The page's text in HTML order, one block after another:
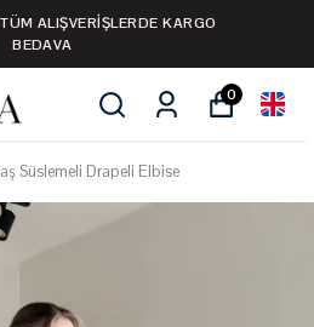
ALIŞVERİŞLERDE KARGO
BEDAVA
0
Süslemeli Drapeli Elbise